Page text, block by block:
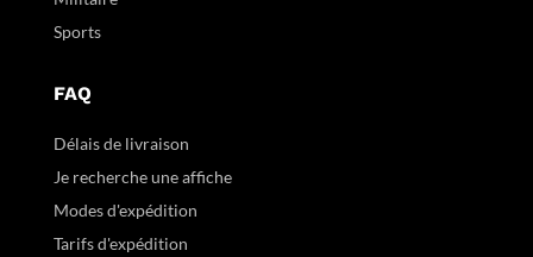
Sports
FAQ
Délais de livraison
Je recherche une affiche
Modes d'expédition
Tarifs d'expédition